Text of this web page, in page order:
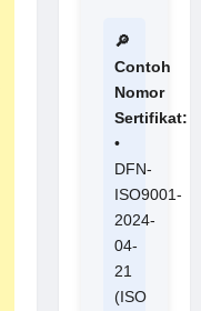
🔎
Contoh
Nomor
Sertifikat:
•
DFN-
ISO9001-
2024-
04-
21
(ISO